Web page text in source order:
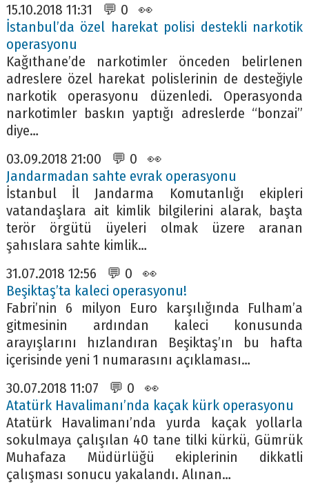
15.10.2018 11:31 💬 0 👀
İstanbul’da özel harekat polisi destekli narkotik
operasyonu
Kağıthane’de narkotimler önceden belirlenen
adreslere özel harekat polislerinin de desteğiyle
narkotik operasyonu düzenledi. Operasyonda
narkotimler baskın yaptığı adreslerde “bonzai”
diye…
03.09.2018 21:00 💬 0 👀
Jandarmadan sahte evrak operasyonu
İstanbul İl Jandarma Komutanlığı ekipleri
vatandaşlara ait kimlik bilgilerini alarak, başta
terör örgütü üyeleri olmak üzere aranan
şahıslara sahte kimlik…
31.07.2018 12:56 💬 0 👀
Beşiktaş’ta kaleci operasyonu!
Fabri’nin 6 milyon Euro karşılığında Fulham’a
gitmesinin ardından kaleci konusunda
arayışlarını hızlandıran Beşiktaş’ın bu hafta
içerisinde yeni 1 numarasını açıklaması…
30.07.2018 11:07 💬 0 👀
Atatürk Havalimanı’nda kaçak kürk operasyonu
Atatürk Havalimanı’nda yurda kaçak yollarla
sokulmaya çalışılan 40 tane tilki kürkü, Gümrük
Muhafaza Müdürlüğü ekiplerinin dikkatli
çalışması sonucu yakalandı. Alınan…